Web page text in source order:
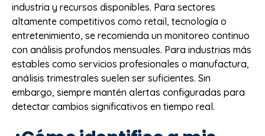
industria y recursos disponibles. Para sectores
altamente competitivos como retail, tecnología o
entretenimiento, se recomienda un monitoreo continuo
con análisis profundos mensuales. Para industrias más
estables como servicios profesionales o manufactura,
análisis trimestrales suelen ser suficientes. Sin
embargo, siempre mantén alertas configuradas para
detectar cambios significativos en tiempo real.